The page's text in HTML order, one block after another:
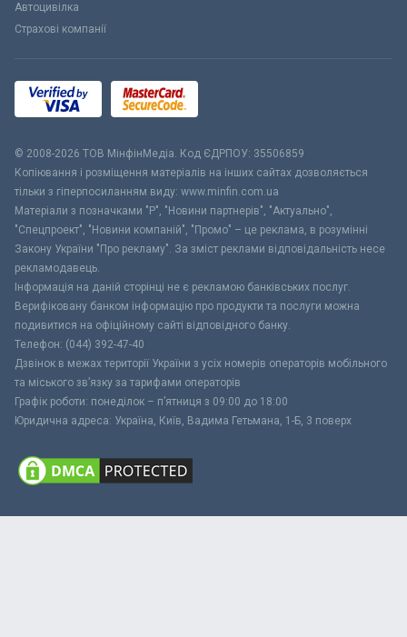
Автоцивілка
Страхові компанії
© 2008-2026 ТОВ МiнфiнМедiа. Код ЄДРПОУ: 35506859
Копіювання і розміщення матеріалів на інших сайтах дозволяється
тільки з гіперпосиланням виду: www.minfin.com.ua
Матеріали з позначками "Р", "Новини партнерів", "Актуально",
"Спецпроект", "Новини компаній", "Промо" – це реклама, в розумінні
Закону України "Про рекламу". За зміст реклами відповідальність несе
рекламодавець.
Інформація на даній сторінці не є рекламою банківських послуг.
Верифіковану банком інформацію про продукти та послуги можна
подивитися на офіційному сайті відповідного банку.
Телефон: (044) 392-47-40
Дзвінок в межах території України з усіх номерів операторів мобільного
та міського зв’язку за тарифами операторів
Графік роботи: понеділок – п’ятниця з 09:00 до 18:00
Юридична адреса: Україна, Київ, Вадима Гетьмана, 1-Б, 3 поверх